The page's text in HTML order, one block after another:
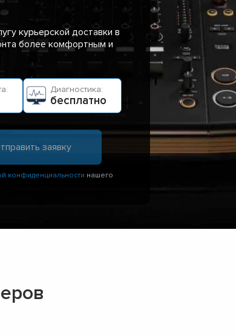
курьерской доставки в
более комфортным и
Диагностика:
бесплатно
конфиденциальности нашего